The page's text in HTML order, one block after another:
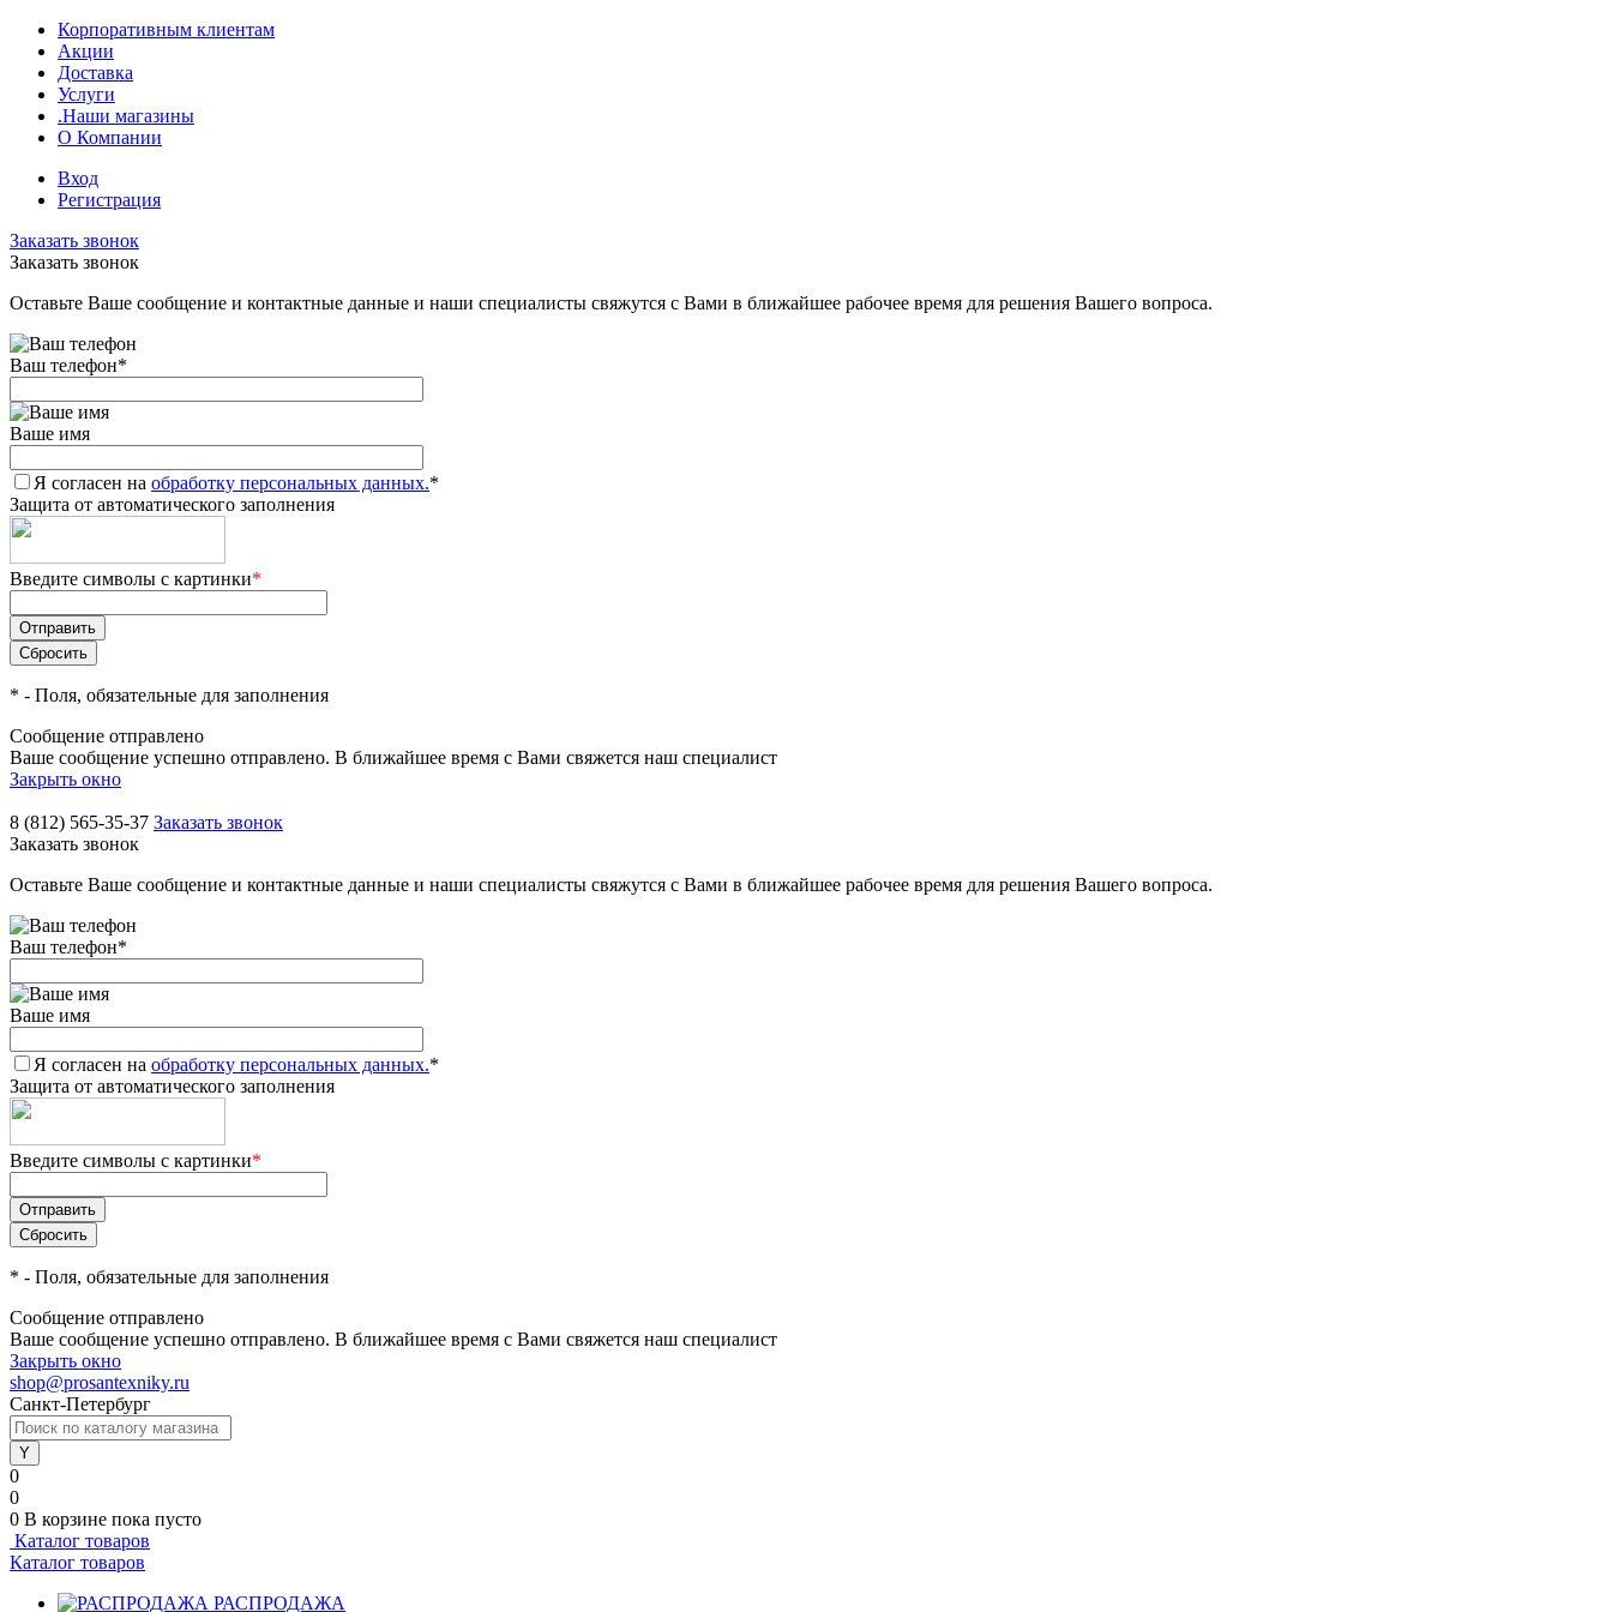
Корпоративным клиентам
Акции
Доставка
Услуги
.Наши магазины
О Компании
Вход
Регистрация
Заказать звонок
Заказать звонок
Оставьте Ваше сообщение и контактные данные и наши специалисты свяжутся с Вами в ближайшее рабочее время для решения Вашего вопроса.
Ваш телефон*
Ваше имя
Я согласен на обработку персональных данных.*
Защита от автоматического заполнения
Введите символы с картинки*
* - Поля, обязательные для заполнения
Сообщение отправлено
Ваше сообщение успешно отправлено. В ближайшее время с Вами свяжется наш специалист
Закрыть окно
8 (812) 565-35-37 Заказать звонок
Заказать звонок
Оставьте Ваше сообщение и контактные данные и наши специалисты свяжутся с Вами в ближайшее рабочее время для решения Вашего вопроса.
Ваш телефон*
Ваше имя
Я согласен на обработку персональных данных.*
Защита от автоматического заполнения
Введите символы с картинки*
* - Поля, обязательные для заполнения
Сообщение отправлено
Ваше сообщение успешно отправлено. В ближайшее время с Вами свяжется наш специалист
Закрыть окно
shop@prosantexniky.ru
Санкт-Петербург
0
0
0 В корзине пока пусто
Каталог товаров
Каталог товаров
РАСПРОДАЖА